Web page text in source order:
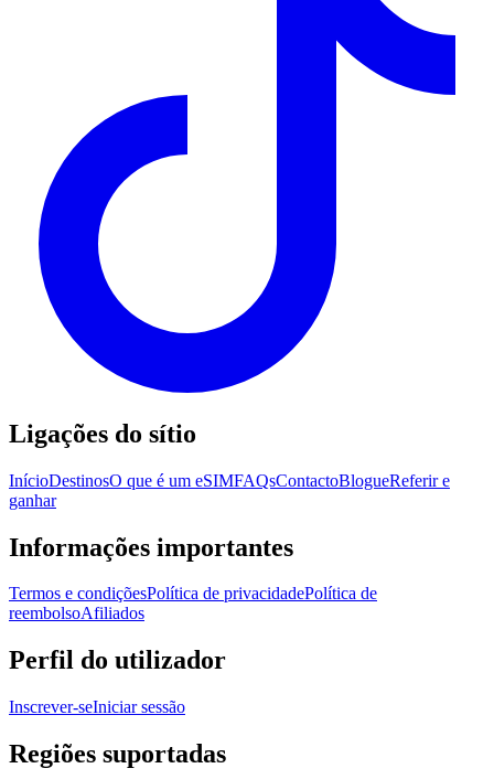
Ligações do sítio
InícioDestinosO que é um eSIMFAQsContactoBlogueReferir e
ganhar
Informações importantes
Termos e condiçõesPolítica de privacidadePolítica de
reembolsoAfiliados
Perfil do utilizador
Inscrever-seIniciar sessão
Regiões suportadas